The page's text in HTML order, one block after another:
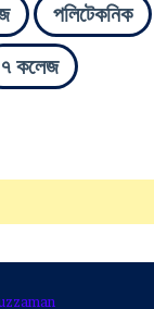
পলিটেকনিক
৭ কলেজ